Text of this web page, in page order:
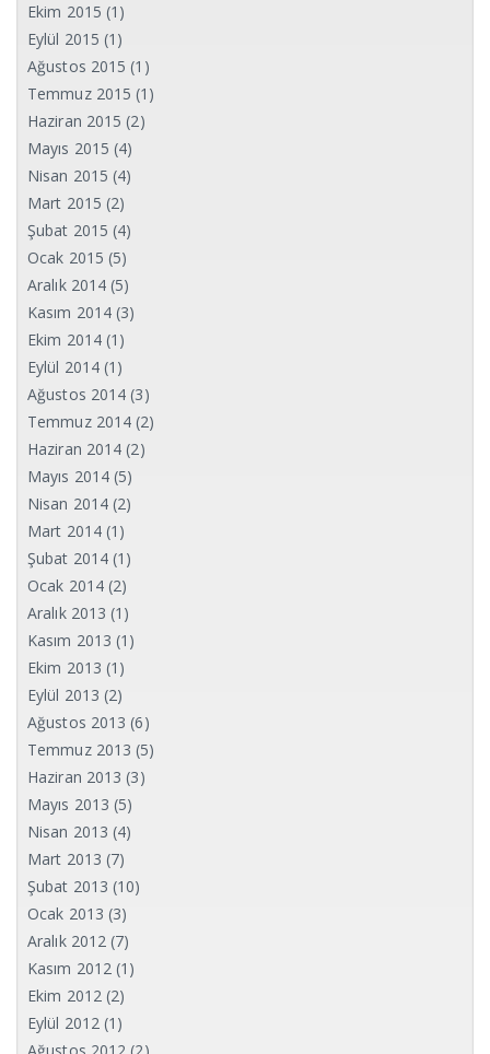
Ekim 2015 (1)
Eylül 2015 (1)
Ağustos 2015 (1)
Temmuz 2015 (1)
Haziran 2015 (2)
Mayıs 2015 (4)
Nisan 2015 (4)
Mart 2015 (2)
Şubat 2015 (4)
Ocak 2015 (5)
Aralık 2014 (5)
Kasım 2014 (3)
Ekim 2014 (1)
Eylül 2014 (1)
Ağustos 2014 (3)
Temmuz 2014 (2)
Haziran 2014 (2)
Mayıs 2014 (5)
Nisan 2014 (2)
Mart 2014 (1)
Şubat 2014 (1)
Ocak 2014 (2)
Aralık 2013 (1)
Kasım 2013 (1)
Ekim 2013 (1)
Eylül 2013 (2)
Ağustos 2013 (6)
Temmuz 2013 (5)
Haziran 2013 (3)
Mayıs 2013 (5)
Nisan 2013 (4)
Mart 2013 (7)
Şubat 2013 (10)
Ocak 2013 (3)
Aralık 2012 (7)
Kasım 2012 (1)
Ekim 2012 (2)
Eylül 2012 (1)